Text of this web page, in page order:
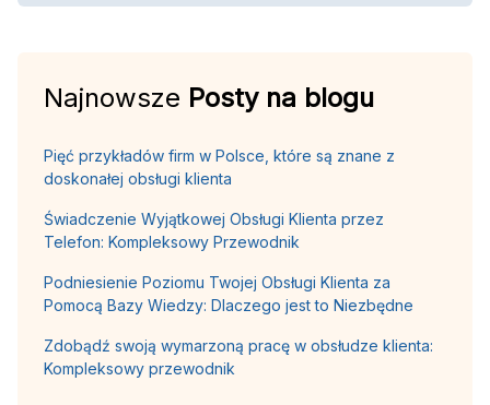
Najnowsze Posty na blogu
Pięć przykładów firm w Polsce, które są znane z
doskonałej obsługi klienta
Świadczenie Wyjątkowej Obsługi Klienta przez
Telefon: Kompleksowy Przewodnik
Podniesienie Poziomu Twojej Obsługi Klienta za
Pomocą Bazy Wiedzy: Dlaczego jest to Niezbędne
Zdobądź swoją wymarzoną pracę w obsłudze klienta:
Kompleksowy przewodnik